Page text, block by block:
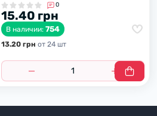
0
15.40 грн
В наличии: 754
13.20 грн от 24 шт